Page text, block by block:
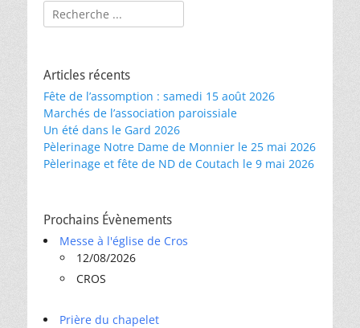
Rechercher :
Articles récents
Fête de l’assomption : samedi 15 août 2026
Marchés de l’association paroissiale
Un été dans le Gard 2026
Pèlerinage Notre Dame de Monnier le 25 mai 2026
Pèlerinage et fête de ND de Coutach le 9 mai 2026
Prochains Évènements
Messe à l'église de Cros
12/08/2026
CROS
Prière du chapelet